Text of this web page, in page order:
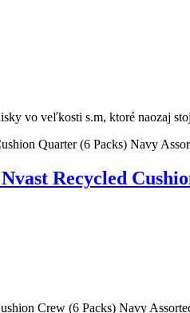
vo veľkosti s.m, ktoré naozaj
Recycled